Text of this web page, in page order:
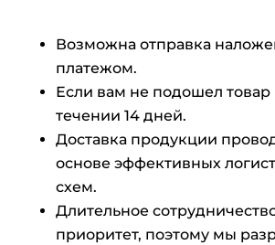
Возможна отправка
платежом.
Если вам не подошел товар
течении 14 дней.
Доставка продукции
основе эффективных
схем.
Длительное
приоритет, поэтому мы